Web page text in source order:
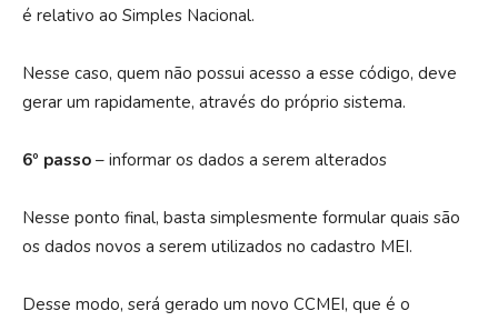
é relativo ao Simples Nacional.
Nesse caso, quem não possui acesso a esse código, deve
gerar um rapidamente, através do próprio sistema.
6º passo – informar os dados a serem alterados
Nesse ponto final, basta simplesmente formular quais são
os dados novos a serem utilizados no cadastro MEI.
Desse modo, será gerado um novo CCMEI, que é o